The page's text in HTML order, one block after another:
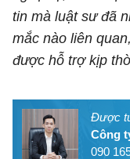
tin mà luật sư đã
mắc nào liên
được hỗ trợ kịp
Được
Công
090